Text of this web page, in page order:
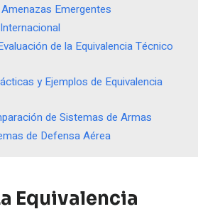
Emergentes
de la Equivalencia Técnico
y Ejemplos de Equivalencia
de Sistemas de Armas
de Defensa Aérea
Equivalencia